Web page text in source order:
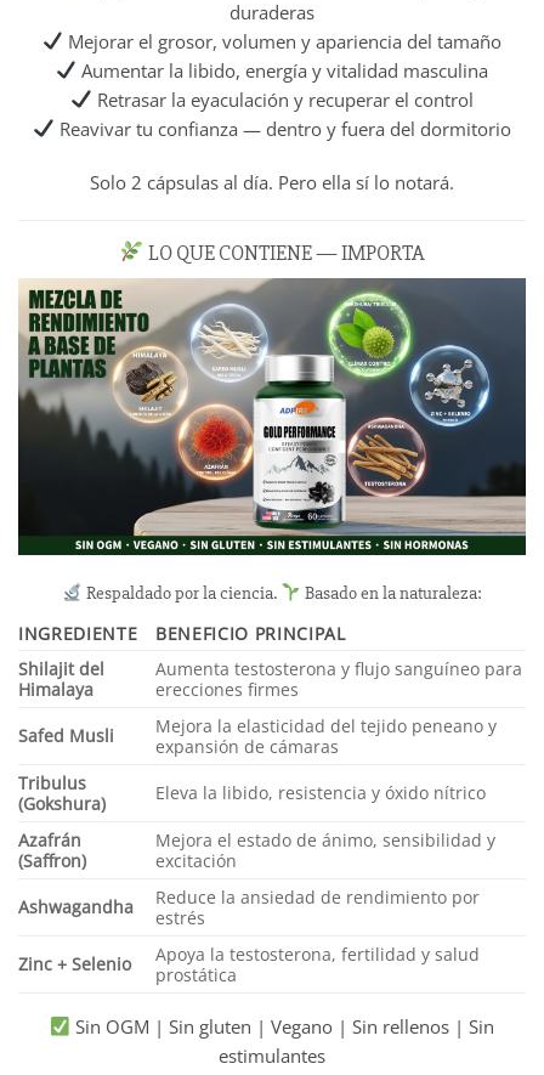
duraderas
Mejorar el grosor, volumen y apariencia del tamaño
Aumentar la libido, energía y vitalidad masculina
Retrasar la eyaculación y recuperar el control
Reavivar tu confianza — dentro y fuera del dormitorio
Solo 2 cápsulas al día. Pero ella sí lo notará.
LO QUE CONTIENE — IMPORTA
Respaldado por la ciencia.
Basado en la naturaleza:
INGREDIENTE
BENEFICIO PRINCIPAL
Shilajit del
Himalaya
Aumenta testosterona y flujo sanguíneo para
erecciones firmes
Safed Musli
Mejora la elasticidad del tejido peneano y
expansión de cámaras
Tribulus
(Gokshura)
Eleva la libido, resistencia y óxido nítrico
Azafrán
(Saffron)
Mejora el estado de ánimo, sensibilidad y
excitación
Ashwagandha
Reduce la ansiedad de rendimiento por
estrés
Zinc + Selenio
Apoya la testosterona, fertilidad y salud
prostática
Sin OGM | Sin gluten | Vegano | Sin rellenos | Sin
estimulantes